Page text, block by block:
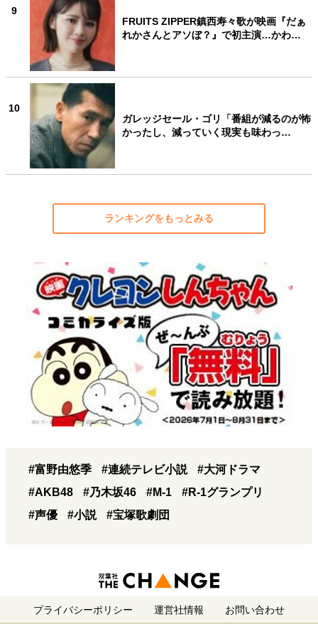
9
FRUITS ZIPPER鎮西寿々歌が映画『だぁ
れかさんとアソぼ？』で初主演…かわ…
10
ガレッジセール・ゴリ「番組が減るのが怖
かったし、減っていく現実も味わっ…
ランキングをもっとみる
#富野由悠季 #連続テレビ小説
#大河ドラマ
#AKB48
#乃木坂46 #M-1
#R-1グランプリ
#声優
#小説 #宝塚歌劇団
プライバシーポリシー 運営社情報 お問い合わせ